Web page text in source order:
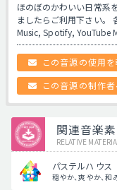
ほのぼのかわいい日常系
ましたらご利用下さい。
Music, Spotify, YouTube
この音源の使用を
この音源の制作
関連音楽
RELATIVE
パステルハウス
穏やか、爽やか、